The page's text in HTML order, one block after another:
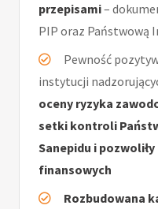
przepisami–
PIP oraz Państwową
Pewność
instytucji
oceny ryzyka
setki kontroli
Sanepidu i
finansowych
Rozbudowana